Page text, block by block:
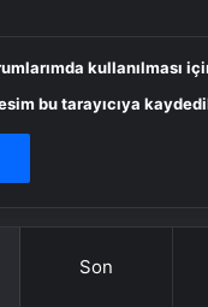
kullanılması
bu tarayıcıya
Son